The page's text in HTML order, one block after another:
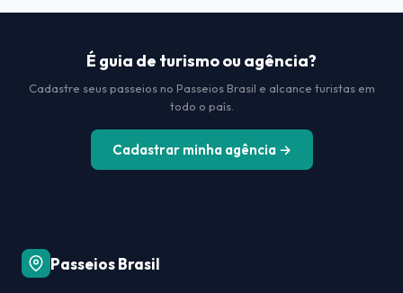
É guia de turismo ou agência?
Cadastre seus passeios no Passeios Brasil e alcance turistas em
todo o país.
Cadastrar minha agência →
Passeios Brasil